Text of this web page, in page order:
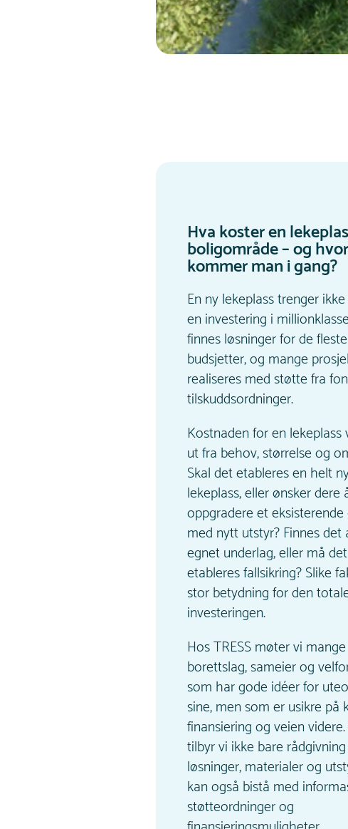
Hva koster en
boligområde – og
kommer man i gang?
En ny lekeplass trenger
en investering i
finnes løsninger for de fleste
budsjetter, og mange
realiseres med støtte fra
tilskuddsordninger.
Kostnaden for en lekeplass
ut fra behov, størrelse og
Skal det etableres en helt
lekeplass, eller ønsker dere
oppgradere et
med nytt utstyr? Finnes det
egnet underlag, eller må det
etableres fallsikring? Slike
stor betydning for den
investeringen.
Hos TRESS møter vi mange
borettslag, sameier og
som har gode idéer for
sine, men som er usikre på
finansiering og veien
tilbyr vi ikke bare
løsninger, materialer og
kan også bistå med
støtteordninger og